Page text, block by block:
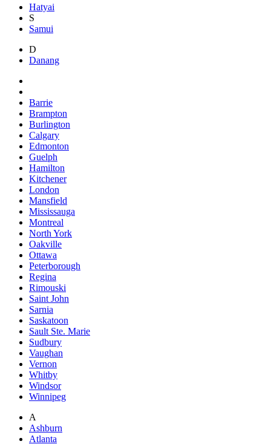
Hatyai
S
Samui
D
Danang
Barrie
Brampton
Burlington
Calgary
Edmonton
Guelph
Hamilton
Kitchener
London
Mansfield
Mississauga
Montreal
North York
Oakville
Ottawa
Peterborough
Regina
Rimouski
Saint John
Sarnia
Saskatoon
Sault Ste. Marie
Sudbury
Vaughan
Vernon
Whitby
Windsor
Winnipeg
A
Ashburn
Atlanta